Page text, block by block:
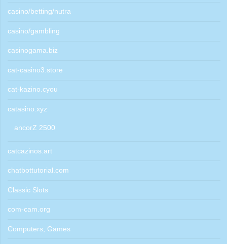
casino/betting/nutra
casino/gambling
casinogama.biz
cat-casino3.store
cat-kazino.cyou
catasino.xyz
ancorZ 2500
catcazinos.art
chatbottutorial.com
Classic Slots
com-cam.org
Computers, Games